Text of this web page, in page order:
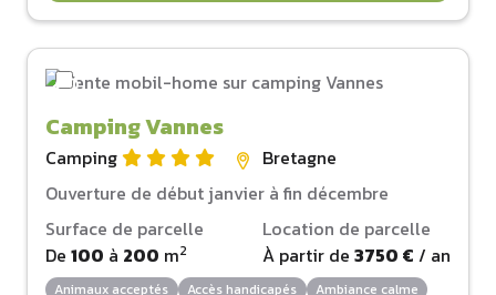
Camping Vannes
Camping
Bretagne
Ouverture de début janvier à fin décembre
Surface de parcelle
De 100 à 200 m2
Location de parcelle
À partir de 3750 € / an
Animaux acceptés Accès handicapés Ambiance calme